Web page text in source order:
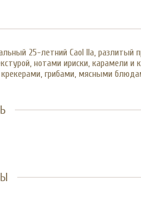
25-летний Caol Ila,
нотами ириски, карамели и
грибами, мясными